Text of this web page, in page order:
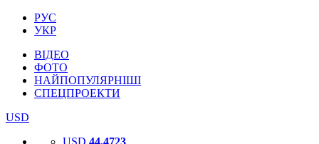
РУС
УКР
ВІДЕО
ФОТО
НАЙПОПУЛЯРНІШІ
СПЕЦПРОЕКТИ
USD
USD 44.4723